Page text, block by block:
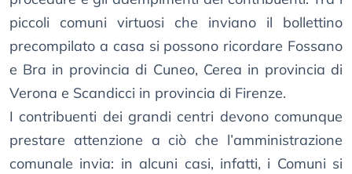
piccoli comuni virtuosi che inviano il bollettino
precompilato a casa si possono ricordare Fossano
e Bra in provincia di Cuneo, Cerea in provincia di
Verona e Scandicci in provincia di Firenze.
I contribuenti dei grandi centri devono comunque
prestare attenzione a ciò che l’amministrazione
comunale invia: in alcuni casi, infatti, i Comuni si